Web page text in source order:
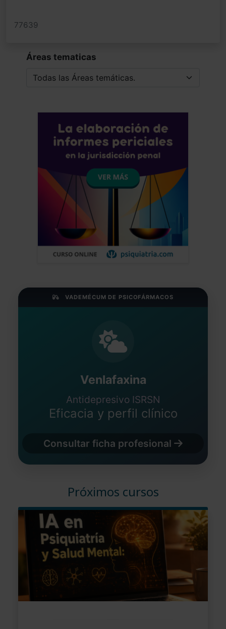
77639
Áreas tematicas
VADEMÉCUM DE PSICOFÁRMACOS
Venlafaxina
Antidepresivo ISRSN
Eficacia y perfil clínico
Consultar ficha profesional
Próximos cursos